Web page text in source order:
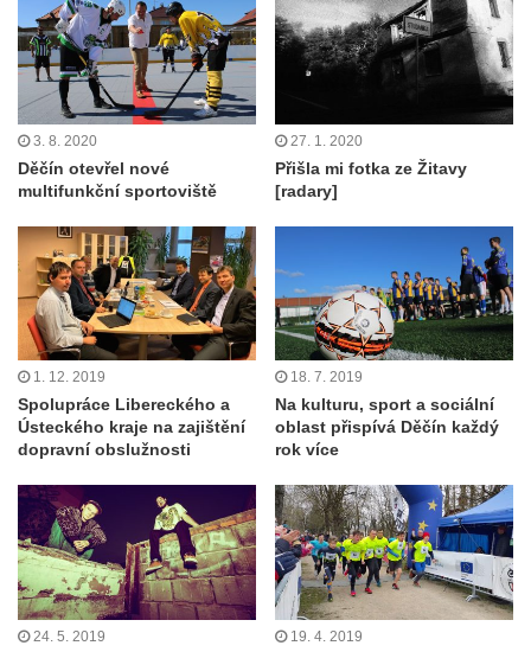
3. 8. 2020
Děčín otevřel nové
multifunkční sportoviště
27. 1. 2020
Přišla mi fotka ze Žitavy
[radary]
1. 12. 2019
Spolupráce Libereckého a
Ústeckého kraje na zajištění
dopravní obslužnosti
18. 7. 2019
Na kulturu, sport a sociální
oblast přispívá Děčín každý
rok více
24. 5. 2019 19. 4. 2019